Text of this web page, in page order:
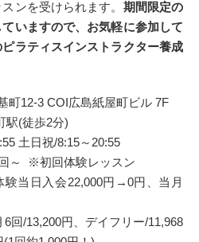
ンを受けられます。 期間限定の
いますので、お気軽に参加して
ラティスインストラクター養成
町12-3 COI広島紙屋町ビル 7F
駅(徒歩2分)
土日祝/8:15～20:55
～ ※初回体験レッスン
当日入会22,000円→0円、当月
6回/13,200円、デイフリー/11,968